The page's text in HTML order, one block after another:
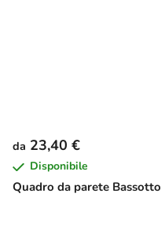
Quadro da parete Bassotto
da 23,40 €
Disponibile